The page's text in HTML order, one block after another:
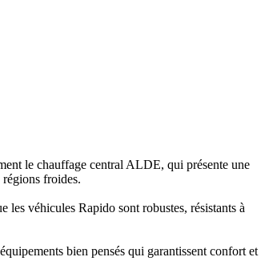
le chauffage central ALDE, qui présente une
froides.
véhicules Rapido sont robustes, résistants à
bien pensés qui garantissent confort et